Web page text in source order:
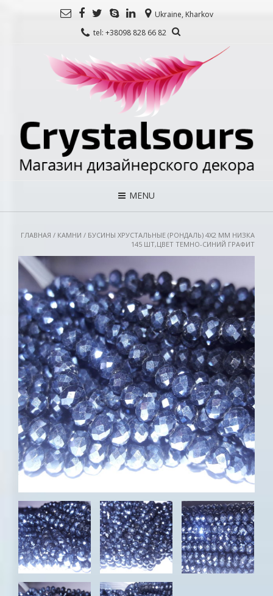
Ukraine, Kharkov
tel: +38098 828 66 82
MENU
ГЛАВНАЯ / КАМНИ / БУСИНЫ ХРУСТАЛЬНЫЕ (РОНДАЛЬ) 4Х2 ММ НИЗКА
145 ШТ,ЦВЕТ ТЕМНО-СИНИЙ ГРАФИТ